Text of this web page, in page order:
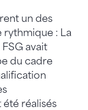
un des
rythmique : La
avait
du cadre
réalisés